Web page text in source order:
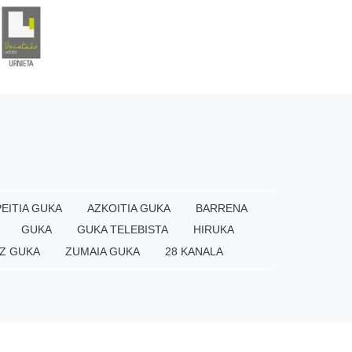
GUKA AZKOITIA GUKA
BARRENA
GUKA GUKA TELEBISTA
HIRUKA
GUKA ZUMAIA GUKA 28 KANALA